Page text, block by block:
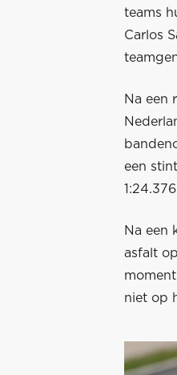
teams
Carlos
Na een
een
Na een
asfalt
niet op